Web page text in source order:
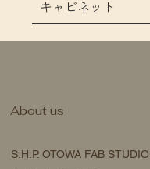
キャビネット
S.H.P. OTOWA FAB STUDIO
​About us